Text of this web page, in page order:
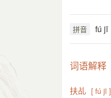
拼音 fú jī
词语解释
扶乩 [ fú jī ]